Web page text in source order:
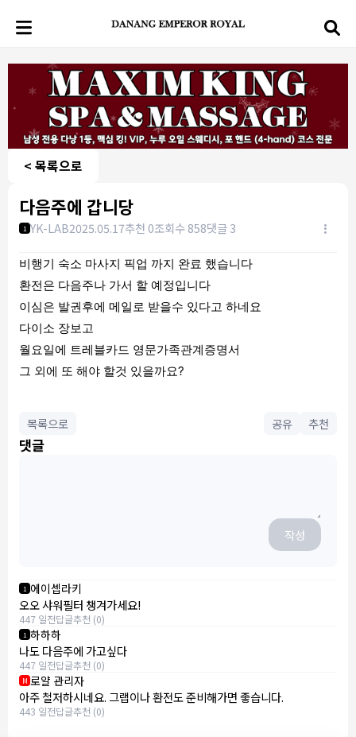
< 목록으로
다음주에 갑니당
1 YK-LAB2025.05.17추천 0조회수 858댓글 3
비행기 숙소 마사지 픽업 까지 완료 했습니다
환전은 다음주나 가서 할 예정입니다
이심은 발권후에 메일로 받을수 있다고 하네요
다이소 장보고
월요일에 트레블카드 영문가족관계증명서
그 외에 또 해야 할것 있을까요?
목록으로 공유 추천
댓글
작성
1 에이셉라키
오오 샤워필터 챙겨가세요!
447 일전답글추천 (0)
1 하하하
나도 다음주에 가고싶다
447 일전답글추천 (0)
M 로얄 관리자
아주 철저하시네요. 그랩이나 환전도 준비해가면 좋습니다.
443 일전답글추천 (0)